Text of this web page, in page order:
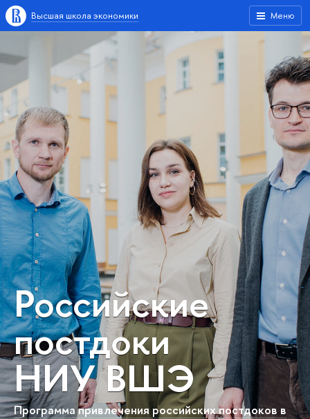
Меню
Высшая школа экономики
Российские
постдоки
НИУ ВШЭ
Программа привлечения российских постдоков в